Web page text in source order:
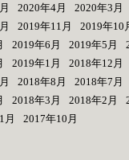
2020年4月 2020年3月
2019年11月 2019年10
2019年6月 2019年5月
2019年1月 2018年12月
2018年8月 2018年7月
2018年3月 2018年2月
月 2017年10月